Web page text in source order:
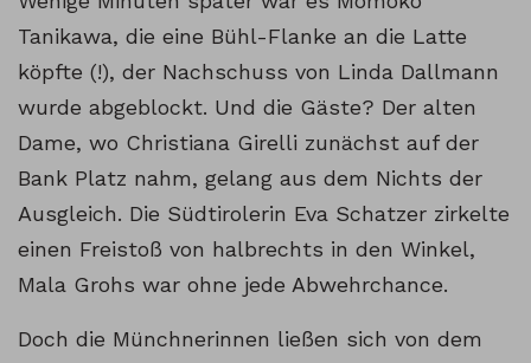
Tanikawa, die eine Bühl-Flanke an die Latte
köpfte (!), der Nachschuss von Linda Dallmann
wurde abgeblockt. Und die Gäste? Der alten
Dame, wo Christiana Girelli zunächst auf der
Bank Platz nahm, gelang aus dem Nichts der
Ausgleich. Die Südtirolerin Eva Schatzer zirkelte
einen Freistoß von halbrechts in den Winkel,
Mala Grohs war ohne jede Abwehrchance.
Doch die Münchnerinnen ließen sich von dem